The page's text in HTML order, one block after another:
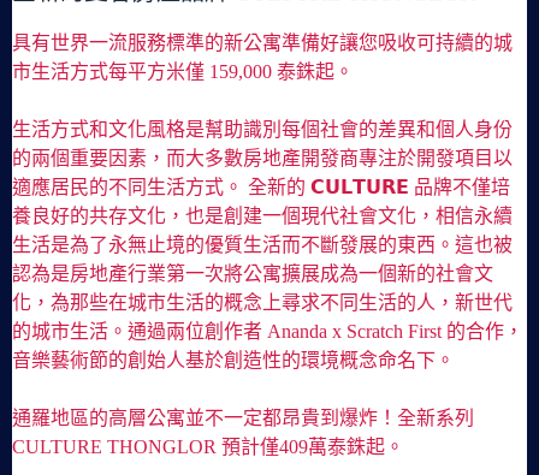
具有世界一流服務標準的新公寓準備好讓您吸收可持續的城
市生活方式每平方米僅 159,000 泰銖起。
生活方式和文化風格是幫助識別每個社會的差異和個人身份
的兩個重要因素，而大多數房地產開發商專注於開發項目以
適應居民的不同生活方式。 全新的 𝗖𝗨𝗟𝗧𝗨𝗥𝗘 品牌不僅培
養良好的共存文化，也是創建一個現代社會文化，相信永續
生活是為了永無止境的優質生活而不斷發展的東西。這也被
認為是房地產行業第一次將公寓擴展成為一個新的社會文
化，為那些在城市生活的概念上尋求不同生活的人，新世代
的城市生活。通過兩位創作者 Ananda x Scratch First 的合作，
音樂藝術節的創始人基於創造性的環境概念命名下。
通羅地區的高層公寓並不一定都昂貴到爆炸！全新系列
CULTURE THONGLOR 預計僅409萬泰銖起。